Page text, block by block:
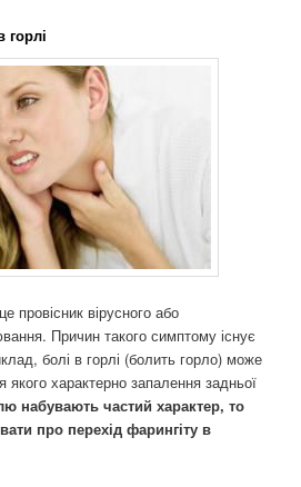
горлі
провісник вірусного або
Причин такого симптому існує
болі в горлі (болить горло) може
якого характерно запалення задньої
набувають частий характер, то
про перехід фарингіту в